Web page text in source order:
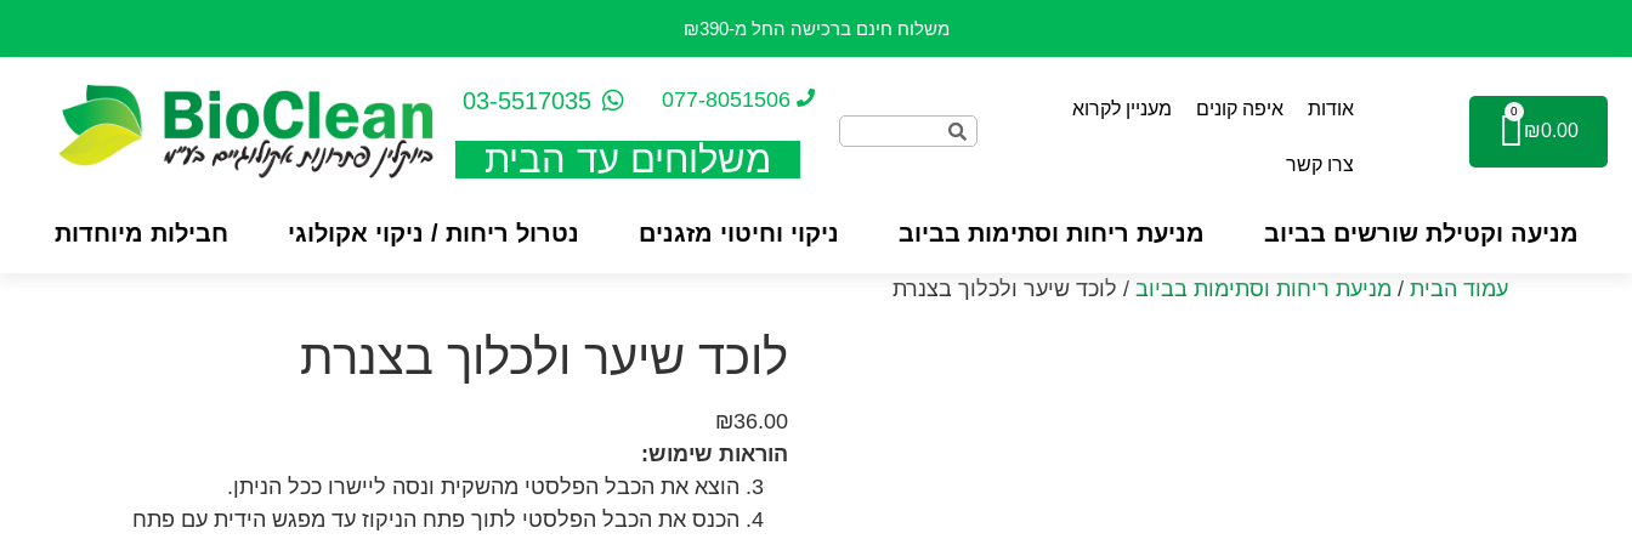
משלוח חינם ברכישה החל מ-₪390
₪0.00
0 אודות איפה קונים מעניין לקרוא
צרו קשר
077-8051506
משלוחים עד הבית
03-5517035
מניעה וקטילת שורשים בביוב מניעת ריחות וסתימות בביוב ניקוי וחיטוי מזגנים נטרול ריחות / ניקוי אקולוגי חבילות מיוחדות
עמוד הבית / מניעת ריחות וסתימות בביוב / לוכד שיער ולכלוך בצנרת
לוכד שיער ולכלוך בצנרת
₪36.00
הוראות שימוש:
הוצא את הכבל הפלסטי מהשקית ונסה ליישרו ככל הניתן.
הכנס את הכבל הפלסטי לתוך פתח הניקוז עד מפגש הידית עם פתח